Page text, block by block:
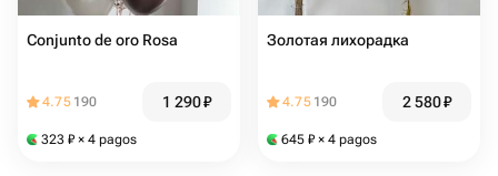
Conjunto de oro Rosa
4.75 190 1 290₽
323 ₽ × 4 pagos
Золотая лихорадка
4.75 190 2 580₽
645 ₽ × 4 pagos